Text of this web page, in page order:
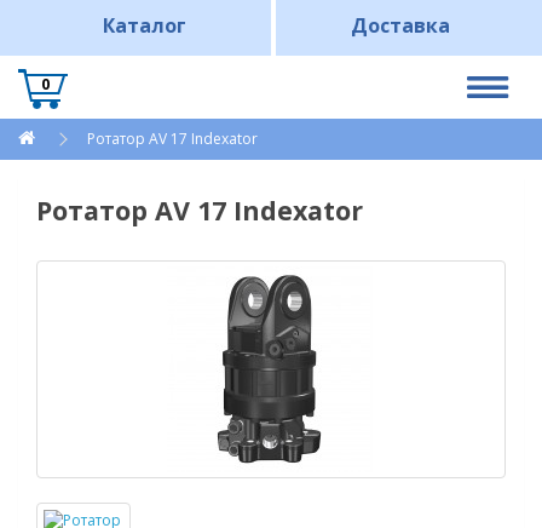
Каталог Доставка
0
Ротатор AV 17 Indexator
Ротатор AV 17 Indexator